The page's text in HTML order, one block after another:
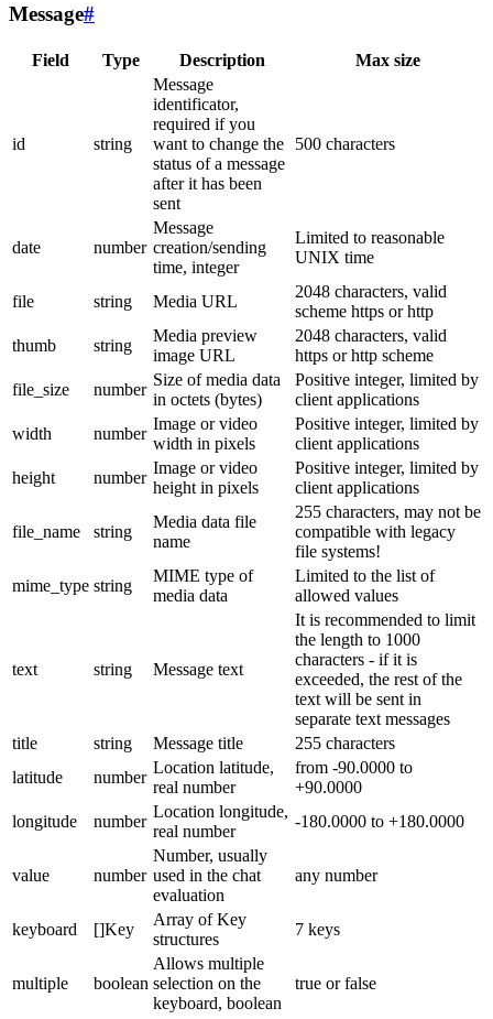
Message#
Field Type Description Max size
id string
Message
identificator,
required if you
want to change the
status of a message
after it has been
sent
500 characters
date number
Message
creation/sending
time, integer
Limited to reasonable
UNIX time
file string Media URL
2048 characters, valid
scheme https or http
thumb
string
Media preview
image URL
2048 characters, valid
https or http scheme
file_size
number
Size of media data
in octets (bytes)
Positive integer, limited by
client applications
width
number
Image or video
width in pixels
Positive integer, limited by
client applications
height
number
Image or video
height in pixels
Positive integer, limited by
client applications
file_name string
Media data file
name
255 characters, may not be
compatible with legacy
file systems!
mime_type string
MIME type of
media data
Limited to the list of
allowed values
text string Message text
It is recommended to limit
the length to 1000
characters - if it is
exceeded, the rest of the
text will be sent in
separate text messages
title
string Message title
255 characters
latitude
number
Location latitude,
real number
from -90.0000 to
+90.0000
longitude
number
Location longitude,
real number
-180.0000 to +180.0000
value number
Number, usually
used in the chat
evaluation
any number
keyboard []Key
Array of Key
structures
7 keys
multiple boolean
Allows multiple
selection on the
keyboard, boolean
true or false